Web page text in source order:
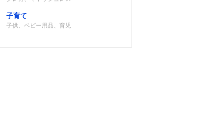
子育て
子供、ベビー用品、育児